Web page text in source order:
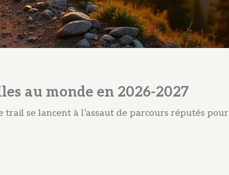
au monde en 2026-2027
se lancent à l’assaut de parcours réputés pour